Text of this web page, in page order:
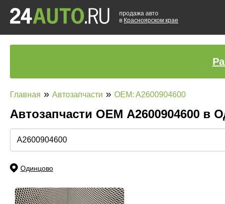
продажа авто
в Красноярском крае
Главная » Автозапчасти » OEM: A2600904600
Автозапчасти ОЕМ A2600904600 в
Одинцово